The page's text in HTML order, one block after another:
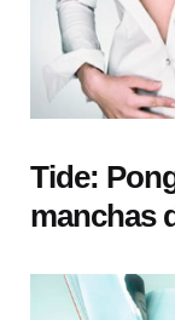
Tide:
manchas